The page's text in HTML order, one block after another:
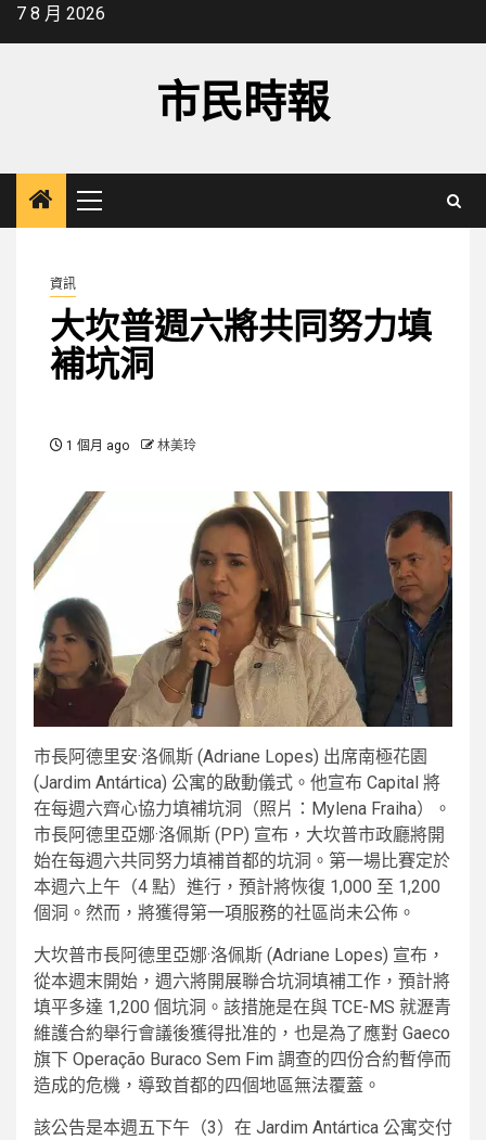
Skip7 8 月 2026
市民時報
Primary
Menu
資訊
大坎普週六將共同努力填
補坑洞
1 個月 ago 林美玲
市長阿德里安·洛佩斯 (Adriane Lopes) 出席南極花園
(Jardim Antártica) 公寓的啟動儀式。他宣布 Capital 將
在每週六齊心協力填補坑洞（照片：Mylena Fraiha）。
市長阿德里亞娜·洛佩斯 (PP) 宣布，大坎普市政廳將開
始在每週六共同努力填補首都的坑洞。第一場比賽定於
本週六上午（4 點）進行，預計將恢復 1,000 至 1,200
個洞。然而，將獲得第一項服務的社區尚未公佈。
大坎普市長阿德里亞娜·洛佩斯 (Adriane Lopes) 宣布，
從本週末開始，週六將開展聯合坑洞填補工作，預計將
填平多達 1,200 個坑洞。該措施是在與 TCE-MS 就瀝青
維護合約舉行會議後獲得批准的，也是為了應對 Gaeco
旗下 Operação Buraco Sem Fim 調查的四份合約暫停而
造成的危機，導致首都的四個地區無法覆蓋。
該公告是本週五下午（3）在 Jardim Antártica 公寓交付